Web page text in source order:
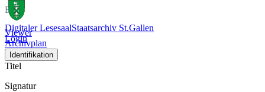
Digitaler LesesaalStaatsarchiv St.Gallen
Login
Bild
Viewer
Archivplan
Identifikation
Titel
Signatur